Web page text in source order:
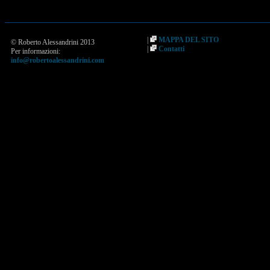
© Roberto Alessandrini 2013
Per informazioni:
info@robertoalessandrini.com
|
MAPPA DEL SITO
|
Contatti